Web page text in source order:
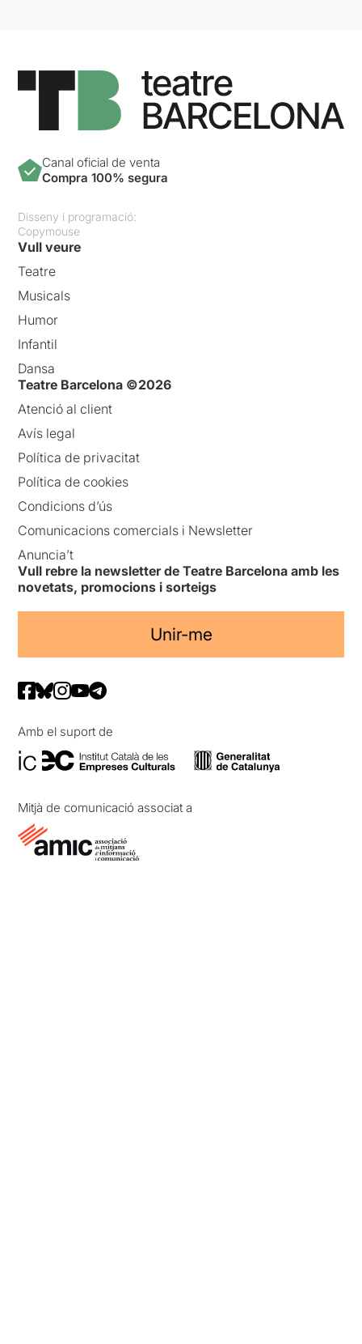
Canal oficial de venta
Compra 100% segura
Disseny i programació:
Copymouse
Vull veure
Teatre
Musicals
Humor
Infantil
Dansa
Teatre Barcelona ©2026
Atenció al client
Avís legal
Política de privacitat
Política de cookies
Condicions d’ús
Comunicacions comercials i Newsletter
Anuncia’t
Vull rebre la newsletter de Teatre Barcelona amb les
novetats, promocions i sorteigs
Unir-me
Amb el suport de
Mitjà de comunicació associat a